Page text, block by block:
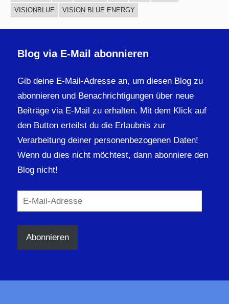
VISIONBLUE
VISION BLUE ENERGY
Blog via E-Mail abonnieren
Gib deine E-Mail-Adresse an, um diesen Blog zu
abonnieren und Benachrichtigungen über neue
Beiträge via E-Mail zu erhalten. Mit dem Klick auf
den Button erteilst du die Erlaubnis zur
Verarbeitung deiner personenbezogenen Daten!
Wenn du dies nicht möchtest, dann abonniere den
Blog nicht!
E-
Mail-
Adresse
Abonnieren